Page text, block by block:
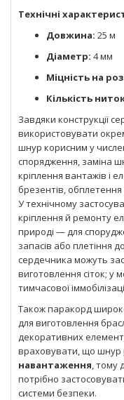
Технічні
Довжина: 25 м
Діаметр: 4 мм
Міцність на
Кількість
Завдяки конструкції
використовувати
шнур корисним у
спорядження, заміна
кріплення вантажів і
брезентів, обплетення
У технічному
кріплення й ремонту
природі — для
запасів або плетіння
сердечника можуть
виготовлення сіток; у
тимчасової
Також паракорд
для виготовлення
декоративних
враховувати, що шнур
навантаження, тому
потрібно
системи безпеки.